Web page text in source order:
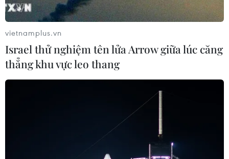
ở Thanh Trì, Hà Nội.
vietnamplus.vn
Israel thử nghiệm tên lửa Arrow giữa lúc căng
thẳng khu vực leo thang